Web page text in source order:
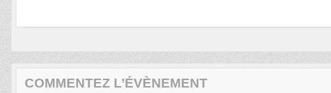
COMMENTEZ L’ÉVÈNEMENT